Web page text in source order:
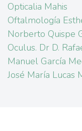
Opticalia Mahis
Oftalmología
Norberto Quispe
Oculus. Dr D.
Manuel García
José María Lucas